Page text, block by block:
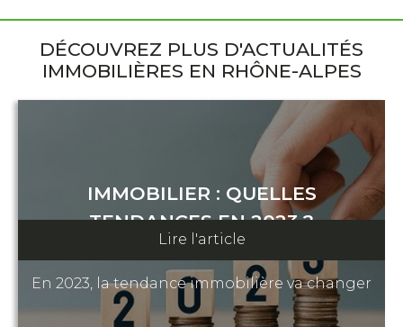
DÉCOUVREZ PLUS D'ACTUALITÉS
IMMOBILIÈRES EN RHÔNE-ALPES
IMMOBILIER : QUELLES
TENDANCES EN 2023 ?
En 2023, la tendance immobilière va changer
Lire l'article